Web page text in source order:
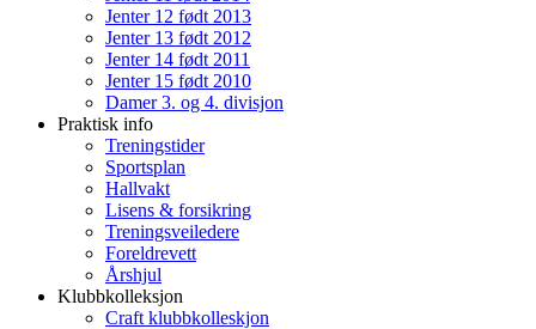
Jenter 12 født 2013
Jenter 13 født 2012
Jenter 14 født 2011
Jenter 15 født 2010
Damer 3. og 4. divisjon
Praktisk info
Treningstider
Sportsplan
Hallvakt
Lisens & forsikring
Treningsveiledere
Foreldrevett
Årshjul
Klubbkolleksjon
Craft klubbkolleskjon